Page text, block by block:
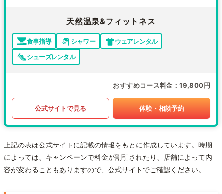
天然温泉&フィットネス
食事指導 シャワー
ウェアレンタル
シューズレンタル
おすすめコース料金 19,800円
公式サイトで見る 体験・相談予約
上記の表は公式サイトに記載の情報をもとに作成しています。時期
によっては、キャンペーンで料金が割引されたり、店舗によって内
容が変わることもありますので、公式サイトでご確認ください。